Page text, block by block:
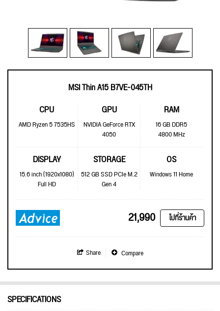
MSI Thin A15 B7VE-045TH
CPU
AMD Ryzen 5 7535HS
GPU
NVIDIA GeForce RTX
4050
RAM
16 GB DDR5
4800 MHz
DISPLAY
15.6 inch (1920x1080)
Full HD
STORAGE
512 GB SSD PCIe M.2
Gen 4
OS
Windows 11 Home
21,990 ไปที่ร้านค้า
Share Compare
SPECIFICATIONS